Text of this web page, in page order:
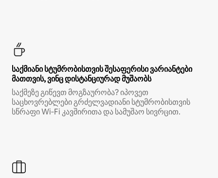
საქმიანი სტუმრობისთვის შესაფერისი ვარიანტები
მათთვის, ვინც დისტანციურად მუშაობს
საქმეზე გიწევთ მოგზაურობა? იპოვეთ
საცხოვრებლები გრძელვადიანი სტუმრობისთვის
სწრაფი Wi‑Fi კავშირითა და სამუშაო სივრცით.